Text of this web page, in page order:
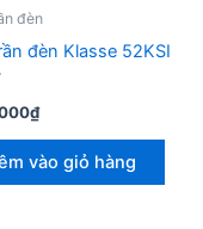
đèn
đèn Klasse 52KSI
₫
vào giỏ hàng